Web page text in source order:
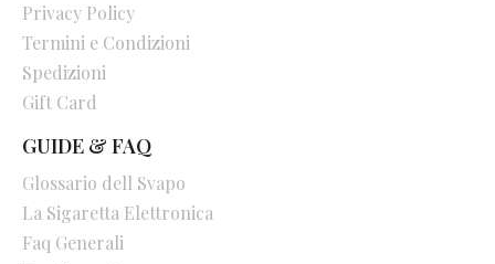
Privacy Policy
Termini e Condizioni
Spedizioni
Gift Card
GUIDE & FAQ
Glossario dell Svapo
La Sigaretta Elettronica
Faq Generali